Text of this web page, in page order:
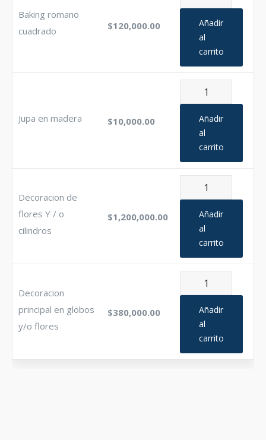
Baking romano
cuadrado
$120,000.00
romano
cuadrado
cantidad
Añadir
al
carrito
Jupa en madera $10,000.00
en
madera
cantidad
Añadir
al
carrito
Decoracion de
flores Y / o
cilindros
$1,200,000.00
Decoracion
de
flores
o
cantidad
Añadir
al
carrito
Decoracion
principal en globos
y/o flores
$380,000.00
Decoracion
principal
globos
flores
Añadir
al
carrito